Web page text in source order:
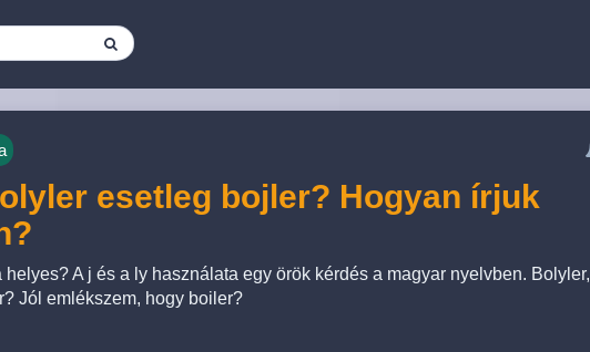
esetleg bojler? Hogyan írjuk
helyes? A j és a ly használata egy örök kérdés a magyar nyelvben. Bolyler,
Jól emlékszem, hogy boiler?